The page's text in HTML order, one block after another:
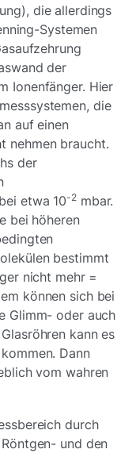
die allerdings
Systemen
der
Ionenfänger. Hier
die
auf einen
nehmen braucht.
der
etwa 10-2 mbar.
bei höheren
bestimmt
nicht mehr =
können sich bei
Glimm- oder auch
kann es
Dann
vom wahren
durch
und den